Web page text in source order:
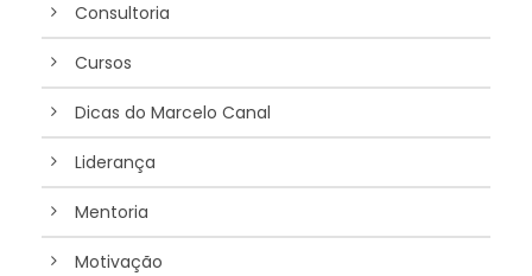
Consultoria
Cursos
Dicas do Marcelo Canal
Liderança
Mentoria
Motivação